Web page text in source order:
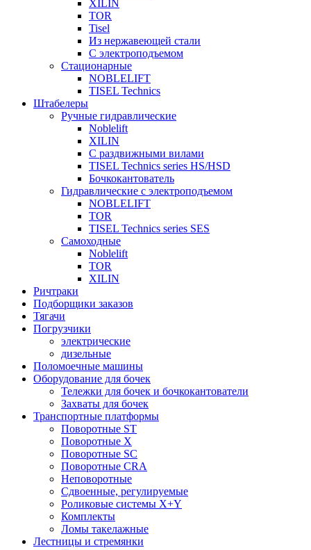
XILIN
TOR
Tisel
Из нержавеющей стали
С электроподъемом
Стационарные
NOBLELIFT
TISEL Technics
Штабелеры
Ручные гидравлические
Noblelift
XILIN
С раздвижными вилами
TISEL Technics series HS/HSD
Бочкокантователь
Гидравлические с электроподъемом
NOBLELIFT
TOR
TISEL Technics series SES
Самоходные
Noblelift
TOR
XILIN
Ричтраки
Подборщики заказов
Тягачи
Погрузчики
электрические
дизельные
Поломоечные машины
Оборудование для бочек
Тележки для бочек и бочкокантователи
Захваты для бочек
Транспортные платформы
Поворотные ST
Поворотные X
Поворотные SC
Поворотные CRA
Неповоротные
Сдвоенные, регулируемые
Роликовые системы X+Y
Комплекты
Ломы такелажные
Лестницы и стремянки